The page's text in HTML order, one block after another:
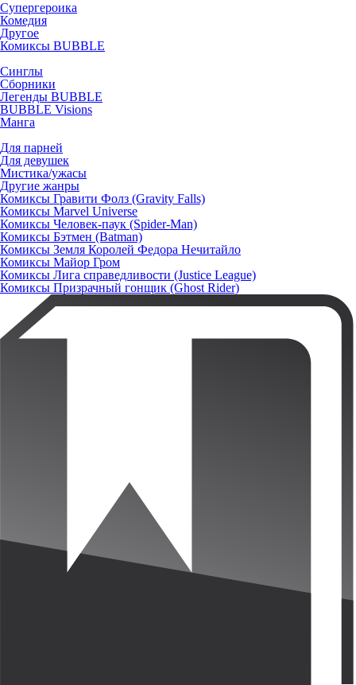
Супергероика
Комедия
Другое
Комиксы BUBBLE
Синглы
Сборники
Легенды BUBBLE
BUBBLE Visions
Манга
Для парней
Для девушек
Мистика/ужасы
Другие жанры
Комиксы Гравити Фолз (Gravity Falls)
Комиксы Marvel Universe
Комиксы Человек-паук (Spider-Man)
Комиксы Бэтмен (Batman)
Комиксы Земля Королей Федора Нечитайло
Комиксы Майор Гром
Комиксы Лига справедливости (Justice League)
Комиксы Призрачный гонщик (Ghost Rider)